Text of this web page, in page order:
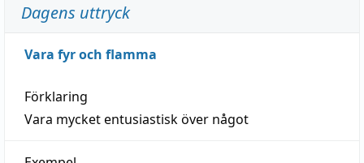
Dagens uttryck
Vara fyr och flamma
Förklaring
Vara mycket entusiastisk över något